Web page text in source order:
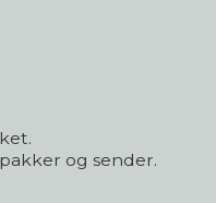
og sender.